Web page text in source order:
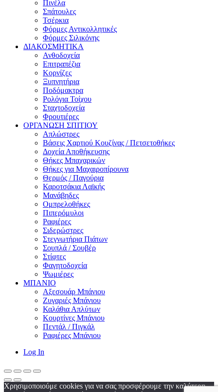
Πινέλα
Σπάτουλες
Τσέρκια
Φόρμες Αντικολλητικές
Φόρμες Σιλικόνης
ΔΙΑΚΟΣΜΗΤΙΚΑ
Ανθοδοχεία
Επιτραπέζια
Κορνίζες
Ξυπνητήρια
Ποδόμακτρα
Ρολόγια Τοίχου
Σταχτοδοχεία
Φρουτιέρες
ΟΡΓΑΝΩΣΗ ΣΠΙΤΙΟΥ
Απλώστρες
Βάσεις Χαρτιού Κουζίνας / Πετσετοθήκες
Δοχεία Αποθήκευσης
Θήκες Μπαχαρικών
Θήκες για Μαχαιροπίρουνα
Θερμός / Παγούρια
Καροτσάκια Λαϊκής
Μανάβηδες
Ομπρελοθήκες
Πιπερόμυλοι
Ραφιέρες
Σιδερώστρες
Στεγνωτήρια Πιάτων
Σουπλά / Σουβέρ
Στίφτες
Φαγητοδοχεία
Ψωμιέρες
ΜΠΑΝΙΟ
Αξεσουάρ Μπάνιου
Ζυγαριές Μπάνιου
Καλάθια Απλύτων
Κουρτίνες Μπάνιου
Πεντάλ / Πιγκάλ
Ραφιέρες Μπάνιου
Log In
Χρησιμοποιούμε cookies για να σας προσφέρουμε την καλύτερη